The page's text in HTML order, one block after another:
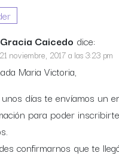
Gracia Caicedo dice:
21 noviembre, 2017 a las 3:23 pm
Maria Victoria,
días te envíamos un
para poder
confirmarnos que te